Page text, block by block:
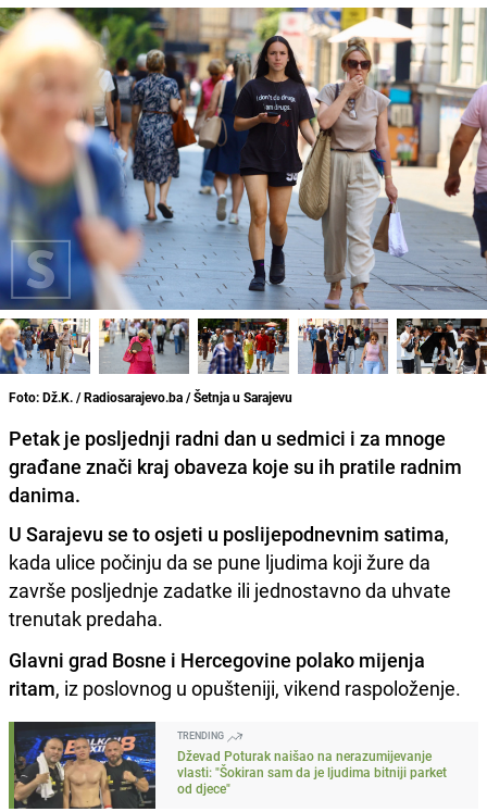
Foto: Dž.K. / Radiosarajevo.ba / Šetnja u Sarajevu
Petak je posljednji radni dan u sedmici i za mnoge
građane znači kraj obaveza koje su ih pratile radnim
danima.
U Sarajevu se to osjeti u poslijepodnevnim satima,
kada ulice počinju da se pune ljudima koji žure da
završe posljednje zadatke ili jednostavno da uhvate
trenutak predaha.
Glavni grad Bosne i Hercegovine polako mijenja
ritam, iz poslovnog u opušteniji, vikend raspoloženje.
TRENDING
Dževad Poturak naišao na nerazumijevanje
vlasti: "Šokiran sam da je ljudima bitniji parket
od djece"